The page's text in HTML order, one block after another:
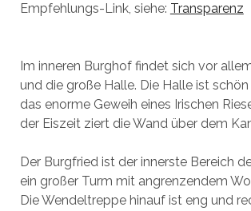
Empfehlungs-Link, siehe: Transparenz
Im inneren Burghof findet sich vor
und die große Halle. Die Halle ist
das enorme Geweih eines Irischen
der Eiszeit ziert die Wand über dem
Der Burgfried ist der innerste Bereich
ein großer Turm mit angrenzendem
Die Wendeltreppe hinauf ist eng und